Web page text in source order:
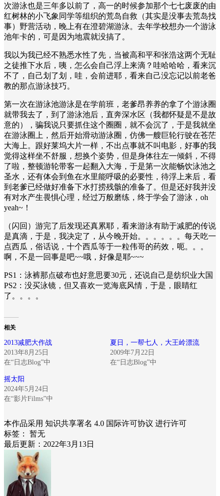
次游泳也是三年多以前了，高一的时候参加那个七七废废的由
红树林的小飞象同学等组织的荒岛自救（其实是没事去荒岛找
事）野营活动，晚上有在澄碧湖游泳。去年学校想办一个游泳
池年卡的，可是因为地震就没搞了。
我以为我已经不熟悉水性了先，当被高和平和张浩这两个无耻
之徒推下水后，咦，怎么会自己浮上来滴？哇哈哈哈，看来沉
不了，自己划了划，哇，会前进耶，看来自己没忘记以前老爸
教的那点游泳技巧。
第一次在游泳池游泳是在学前班，老爹昂养养的拿了个游泳圈
就带我去了，到了游泳池后，直奔深水区（我都怀疑是不是故
意的），骗我说只要抓住这个圈圈，就不会沉了，于是我就坐
在游泳圈上，然后开始滑动游泳圈，仿佛一艘巨轮行驶在苍茫
大海上。跟好莱坞大片一样，不出点事就不叫电影，好事的我
觉得这样坐不舒服，想换个姿势，但是身体往左一倾斜，不得
了啦，整顿游轮带客一起翻入大海，于是第一次能畅饮泳池之
圣水，还有体会到鱼在水里能呼吸的必要性，待浮上来后，看
到老爹已经做好准备下水打捞残骸的准备了。但是还好我并没
有对水产生畏惧心理，经过万般磨练，终于学会了游泳，oh
yeah~！
（闪回）游完了后发现还真累耶，看来游泳有助于减肥的传说
是真滴，于是，我决定了，从今晚开始。。。。。。每天吃一
点西瓜，俗话说，十个西瓜等于一粒伟哥的药效，呃。。。
啊，不是一回事是吧~~哦，好像是耶~~~
PS1：泳裤那点破布也好意思要30元，还说自己是纺织业大国
PS2：没买泳镜，但又喜欢一览海底风情，于是，眼睛红
了。。。。
相关
2013减肥大作战
2013年8月25日
在“日志Blog”中
夏日，一帮七人，大王岭漂流
2009年7月22日
在“日志Blog”中
摇太阳
2024年5月24日
在“影片Films”中
本作品采用 知识共享署名 4.0 国际许可协议 进行许可
标签：
暂无
最后更新：2022年3月13日